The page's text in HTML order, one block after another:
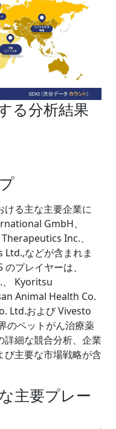
る分析結果
ける主な主要企業に
GmbH、
Inc.、
Ltd.,などが含まれま
プレイヤーは、
Kyoritsu
Animal Health Co.
Ltd.および Vivesto
のペットがん治療薬
詳細な競合分析、企業
び主要な市場戦略が含
主要プレー